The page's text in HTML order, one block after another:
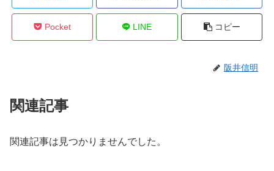
Pocket LINE コピー
阪井信明
関連記事
関連記事は見つかりませんでした。